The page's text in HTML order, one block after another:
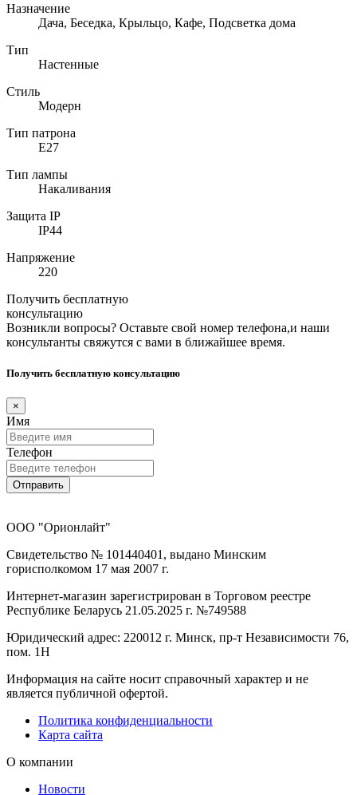
Назначение
Дача, Беседка, Крыльцо, Кафе, Подсветка дома
Тип
Настенные
Стиль
Модерн
Тип патрона
E27
Тип лампы
Накаливания
Защита IP
IP44
Напряжение
220
Получить бесплатную
консультацию
Возникли вопросы? Оставьте свой номер телефона,и наши
консультанты свяжутся с вами в ближайшее время.
Получить бесплатную консультацию
×
Имя
Телефон
Отправить
ООО "Орионлайт"
Свидетельство № 101440401, выдано Минским
горисполкомом 17 мая 2007 г.
Интернет-магазин зарегистрирован в Торговом реестре
Республике Беларусь 21.05.2025 г. №749588
Юридический адрес: 220012 г. Минск, пр-т Независимости 76,
пом. 1Н
Информация на сайте носит справочный характер и не
является публичной офертой.
Политика конфиденциальности
Карта сайта
О компании
Новости